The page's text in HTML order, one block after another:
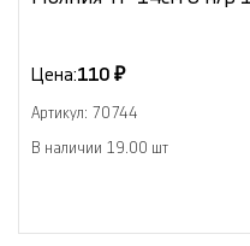
Цена:110 ₽
Артикул: 70744
В наличии 19.00 шт